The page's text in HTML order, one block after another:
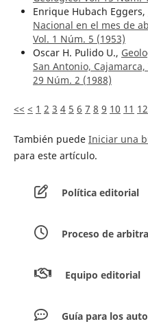
Enrique Hubach Eggers,
Nacional en el mes de
Vol. 1 Núm. 5 (1953)
Oscar H. Pulido U.,
San Antonio, Cajamarca,
29 Núm. 2 (1988)
<< < 1 2 3 4 5 6 7 8 9 10 11 12
También puede Iniciar una
para este artículo.
Política editorial
Proceso de
Equipo editorial
Guía para los